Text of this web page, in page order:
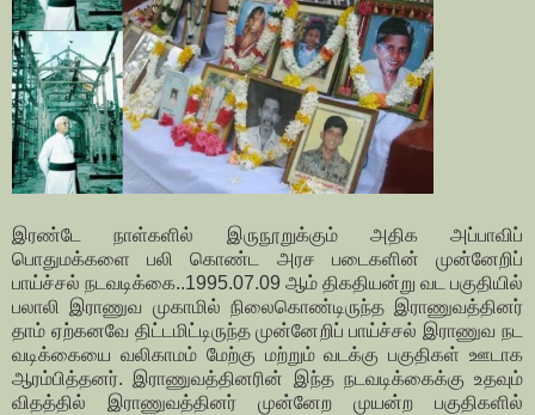
இரண்டே நாள்களில் இருநூறுக்கும் அதிக அப்பாவிப்
பொதுமக்களை பலி கொண்ட அரச படைகளின் முன்னேறிப்
பாய்ச்சல் நடவடிக்கை..1995.07.09 ஆம் திகதியன்று வட பகுதியில்
பலாலி இராணுவ முகாமில் நிலைகொண்டிருந்த இராணுவத்தினர்
தாம் ஏற்கனவே திட்டமிட்டிருந்த முன்னேறிப் பாய்ச்சல் இராணுவ நட
வடிக்கையை வலிகாமம் மேற்கு மற்றும் வடக்கு பகுதிகள் ஊடாக
ஆரம்பித்தனர். இராணுவத்தினரின் இந்த நடவடிக்கைக்கு உதவும்
விதத்தில் இராணுவத்தினர் முன்னேற முயன்ற பகுதிகளில்